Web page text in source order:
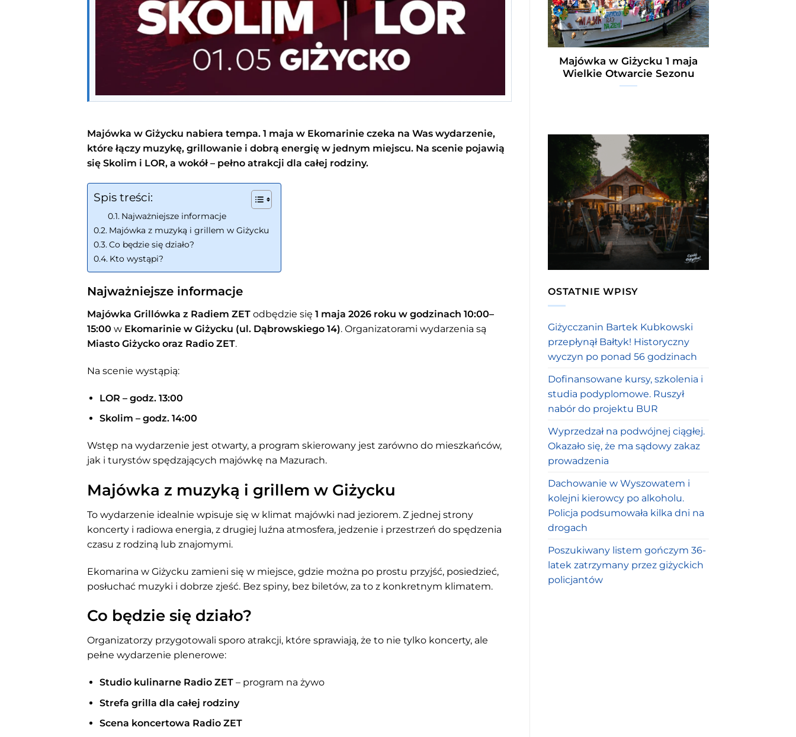
Majówka w Giżycku nabiera tempa. 1 maja w Ekomarinie czeka na Was wydarzenie,
które łączy muzykę, grillowanie i dobrą energię w jednym miejscu. Na scenie pojawią
się Skolim i LOR, a wokół – pełno atrakcji dla całej rodziny.
Spis treści:
Najważniejsze informacje
Majówka z muzyką i grillem w Giżycku
Co będzie się działo?
Kto wystąpi?
Najważniejsze informacje
Majówka Grillówka z Radiem ZET odbędzie się 1 maja 2026 roku w godzinach 10:00–
15:00 w Ekomarinie w Giżycku (ul. Dąbrowskiego 14). Organizatorami wydarzenia są
Miasto Giżycko oraz Radio ZET.
Na scenie wystąpią:
LOR – godz. 13:00
Skolim – godz. 14:00
Wstęp na wydarzenie jest otwarty, a program skierowany jest zarówno do mieszkańców,
jak i turystów spędzających majówkę na Mazurach.
Majówka z muzyką i grillem w Giżycku
To wydarzenie idealnie wpisuje się w klimat majówki nad jeziorem. Z jednej strony
koncerty i radiowa energia, z drugiej luźna atmosfera, jedzenie i przestrzeń do spędzenia
czasu z rodziną lub znajomymi.
Ekomarina w Giżycku zamieni się w miejsce, gdzie można po prostu przyjść, posiedzieć,
posłuchać muzyki i dobrze zjeść. Bez spiny, bez biletów, za to z konkretnym klimatem.
Co będzie się działo?
Organizatorzy przygotowali sporo atrakcji, które sprawiają, że to nie tylko koncerty, ale
pełne wydarzenie plenerowe:
Studio kulinarne Radio ZET– program na żywo
Strefa grilla dla całej rodziny
Scena koncertowa Radio ZET
Majówka w Giżycku 1 maja
Wielkie Otwarcie Sezonu
OSTATNIE WPISY
Giżycczanin Bartek Kubkowski
przepłynął Bałtyk! Historyczny
wyczyn po ponad 56 godzinach
Dofinansowane kursy, szkolenia i
studia podyplomowe. Ruszył
nabór do projektu BUR
Wyprzedzał na podwójnej ciągłej.
Okazało się, że ma sądowy zakaz
prowadzenia
Dachowanie w Wyszowatem i
kolejni kierowcy po alkoholu.
Policja podsumowała kilka dni na
drogach
Poszukiwany listem gończym 36-
latek zatrzymany przez giżyckich
policjantów